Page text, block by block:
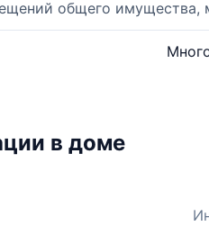
общего имущества,
в доме